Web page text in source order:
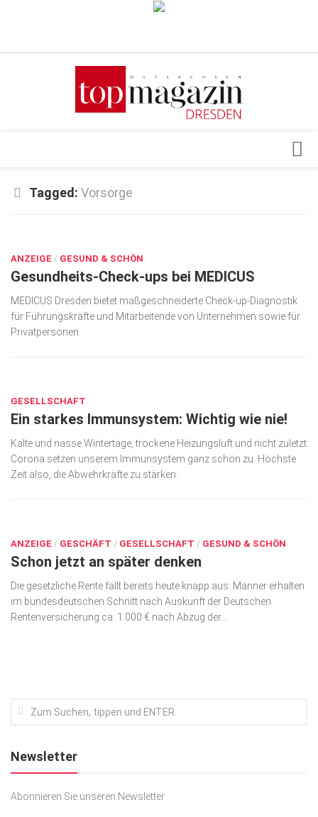
Verkaufsstellen
Top Gesundheitsforum Dresden / Ostsachsen
Geschäft
gesund & schön
Gesellschaft
Kunst & Kultur
Podcast
Top Branchen
SACHSEN IN PARIS
Tagged: Vorsorge
ANZEIGE / GESUND & SCHÖN
Gesundheits-Check-ups bei MEDICUS
MEDICUS Dresden bietet maßgeschneiderte Check-up-Diagnostik
für Führungskräfte und Mitarbeitende von Unternehmen sowie für
Privatpersonen.
GESELLSCHAFT
Ein starkes Immunsystem: Wichtig wie nie!
Kalte und nasse Wintertage, trockene Heizungsluft und nicht zuletzt
Corona setzen unserem Immunsystem ganz schön zu. Höchste
Zeit also, die Abwehrkräfte zu stärken.
ANZEIGE / GESCHÄFT / GESELLSCHAFT / GESUND & SCHÖN
Schon jetzt an später denken
Die gesetzliche Rente fällt bereits heute knapp aus: Männer erhalten
im bundesdeutschen Schnitt nach Auskunft der Deutschen
Rentenversicherung ca. 1.000 € nach Abzug der...
Newsletter
Abonnieren Sie unseren Newsletter